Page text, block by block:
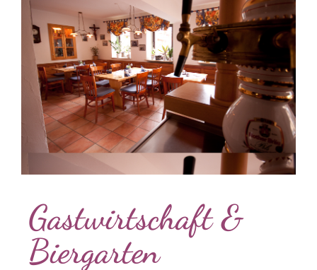
Gastwirtschaft &
Biergarten